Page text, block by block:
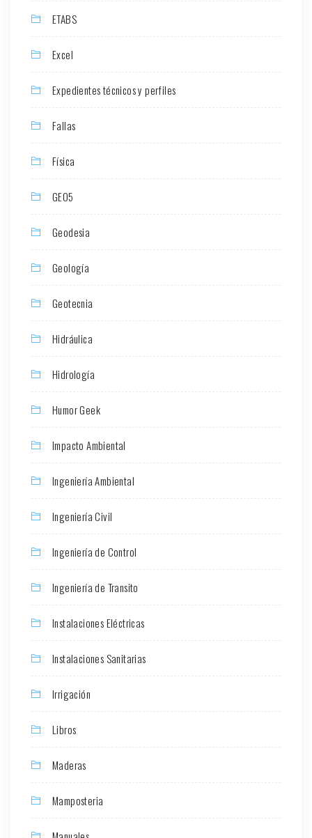
ETABS
Excel
Expedientes técnicos y perfiles
Fallas
Física
GEO5
Geodesia
Geología
Geotecnia
Hidráulica
Hidrología
Humor Geek
Impacto Ambiental
Ingeniería Ambiental
Ingeniería Civil
Ingeniería de Control
Ingeniería de Transito
Instalaciones Eléctricas
Instalaciones Sanitarias
Irrigación
Libros
Maderas
Mamposteria